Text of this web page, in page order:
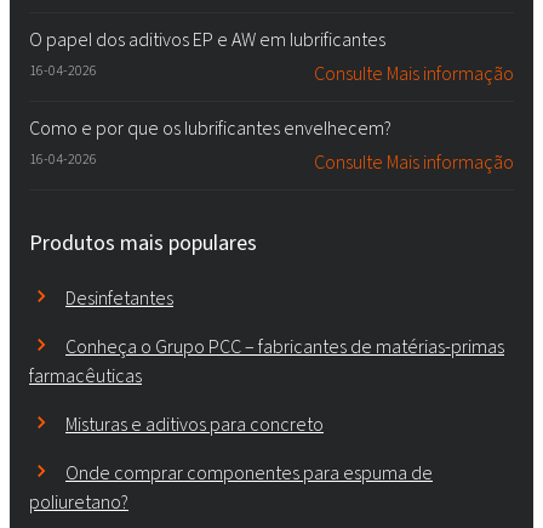
O papel dos aditivos EP e AW em lubrificantes
16-04-2026 Consulte Mais informação
Como e por que os lubrificantes envelhecem?
16-04-2026 Consulte Mais informação
Produtos mais populares
Desinfetantes
Conheça o Grupo PCC – fabricantes de matérias-primas
farmacêuticas
Misturas e aditivos para concreto
Onde comprar componentes para espuma de
poliuretano?